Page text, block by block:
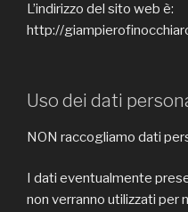
L’indirizzo del sito web è:
http://
Uso dei dati
NON raccogliamo dati
I dati eventualmente
non verranno utilizzati per